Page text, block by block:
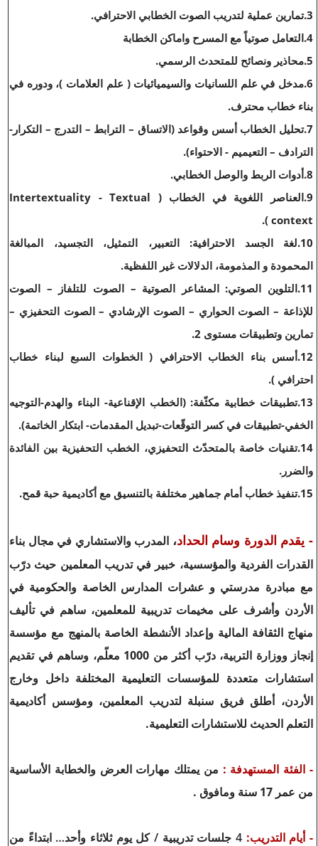
3.تمارين عملية لتدريب الصوت الخطابي الاحترافي.
4.التعامل صوتياً مع المسرح واماكن الخطابة
5.محاذير ونصائح للمتحدث الرسمي.
6.مدخل في علم اللسانيات والسيميائيات ( علم العلامات )، ودوره في
بناء خطاب محترف.
7.تحليل الخطاب أسس وقواعد (الاتساق – الترابط – التدرج – التكرار-
الترادف – التعيميم - الاحتواء).
8.أدوات الربط والوصل الخطابي.
9.العناصر اللغوية في الخطاب ( Intertextuality - Textual
context ).
10.لغة الجسد الاحترافية: التعبير، التمثيل، التجسيد، المبالغة
المحمودة و المذمومة، الدلالات غير اللفظية.
11.التلوين الصوتي: المشاعر الصوتية – الصوت للتلفاز – الصوت
للإذاعة – الصوت الحواري – الصوت الإرشادي – الصوت التحفيزي –
تمارين وتطبيقات مستوى 2.
12.أسس بناء الخطاب الاحترافي ( الخطوات السبع لبناء خطاب
احترافي ).
13.تطبيقات خطابية مكثّفة: (الخطب الإقناعية- البناء والهدم-التوجيه
الخفي-تطبيقات في كسر التوقّعات-تبديل المقدمات- ابتكار الخاتمة).
14.تقنيات خاصة بالمتحدّث التحفيزي، الخطب التحفيزية بين الفائدة
والضرر.
15.تنفيذ خطاب أمام جماهير مختلفة بالتنسيق مع أكاديمية حبة قمح.
- يقدم الدورة وسام الحداد، المدرب والاستشاري في مجال بناء
القدرات الفردية والمؤسسية، خبير في تدريب المعلمين حيث درّب
مع مبادرة مدرستي و عشرات المدارس الخاصة والحكومية في
الأردن وأشرف على مخيمات تدريبية للمعلمين، ساهم في تأليف
منهاج الثقافة المالية وإعداد الأنشطة الخاصة بالمنهج مع مؤسسة
إنجاز ووزارة التربية، درّب أكثر من 1000 معلّم، وساهم في تقديم
استشارات متعددة للمؤسسات التعليمية المختلفة داخل وخارج
الأردن، أطلق فريق سنبلة لتدريب المعلمين، ومؤسس أكاديمية
التعلم الحديث للاستشارات التعليمية.
- الفئة المستهدفة : من يمتلك مهارات العرض والخطابة الأساسية
من عمر 17 سنة ومافوق .
- أيام التدريب:
4 جلسات تدريبية / كل يوم ثلاثاء وأحد… ابتداءً من